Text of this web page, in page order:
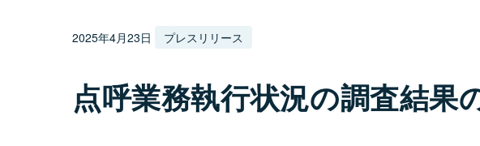
2025年4月23日 プレスリリース
点呼業務執行状況の調査結果